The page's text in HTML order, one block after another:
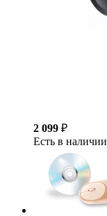
2 099 ₽
Есть в наличии